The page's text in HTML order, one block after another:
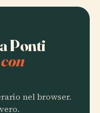
Ponti
con
nel browser.